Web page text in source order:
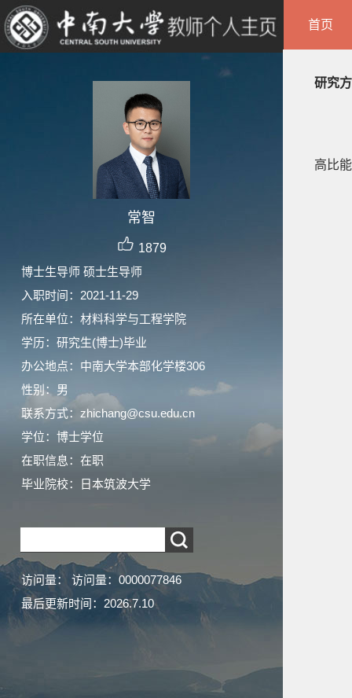
常智
1879
博士生导师 硕士生导师
入职时间：2021-11-29
所在单位：材料科学与工程学院
学历：研究生(博士)毕业
办公地点：中南大学本部化学楼306
性别：男
联系方式：zhichang@csu.edu.cn
学位：博士学位
在职信息：在职
毕业院校：日本筑波大学
访问量： 访问量： 0000077846
最后更新时间： 2026.7.10
首页
研究
高比